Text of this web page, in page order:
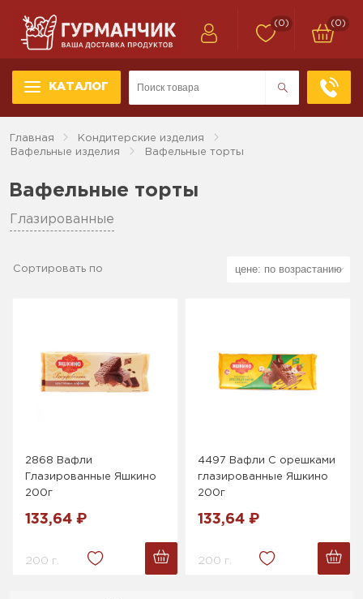
КАТАЛОГ
(0) (0)
Главная
Кондитерские изделия
Вафельные изделия
Вафельные торты
Вафельные торты
Глазированные
Сортировать по
2868 Вафли
Глазированные Яшкино
200г
133,64 ₽
200 г.
4497 Вафли С орешками
глазированные Яшкино
200г
133,64 ₽
200 г.